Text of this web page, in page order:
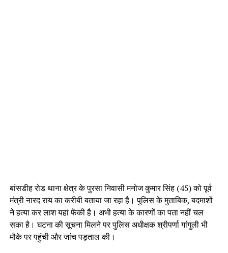
बांसडीह रोड थाना क्षेत्र के पुरसा निवासी मनोज कुमार सिंह (45) को पूर्व
मंत्री नारद राय का करीबी बताया जा रहा है। पुलिस के मुताबिक, बदमाशों
ने हत्या कर लाश यहां फेंकी है। अभी हत्या के कारणों का पता नहीं चल
सका है। घटना की सूचना मिलने पर पुलिस अधीक्षक श्रीपर्णा गांगुली भी
मौके पर पहुंची और जांच पड़ताल की।